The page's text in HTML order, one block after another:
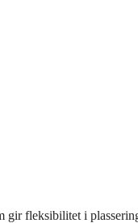
gir fleksibilitet i